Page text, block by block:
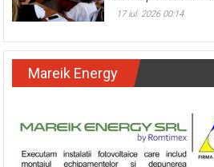
17 iul. 2026 00:14
Mareik Energy